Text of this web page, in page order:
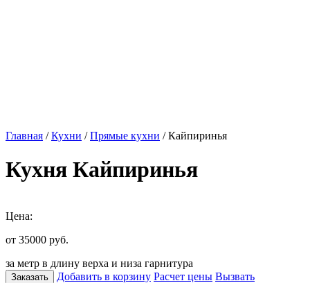
Главная /Кухни /Прямые кухни / Кайпиринья
Кухня Кайпиринья
Цена:
от 35000 руб.
за метр в длину верха и низа гарнитура
Заказать Добавить в корзину Расчет цены Вызвать